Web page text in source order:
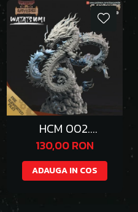
HCM 002.
Watasumi
130,00 RON
ADAUGA IN COS